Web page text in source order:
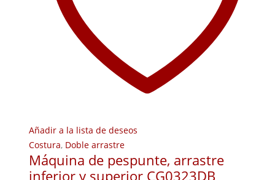
Añadir a la lista de deseos
Costura, Doble arrastre
Máquina de pespunte, arrastre
inferior y superior CG0323DB